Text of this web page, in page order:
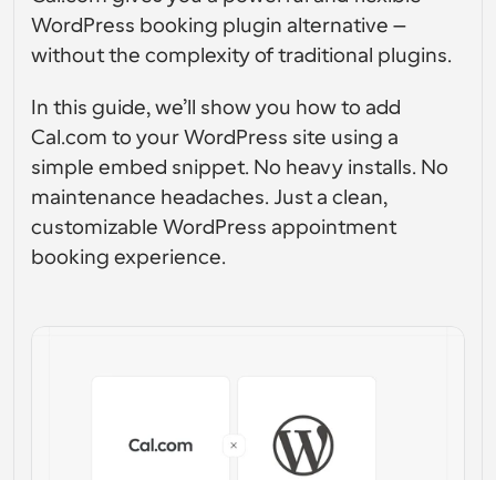
Por caso de
Ventas
RR
Cuidado de la salud
Componentes de Programación
Utiliza nuestros átomos de React para añadir
Crear cliente OAuth
Integra Cal.com usando OAuth
App Store
Integra con tus aplicaciones favoritas
Eventos Colectivos
Programa eventos con múltiples participantes
Documentación de ayuda
¿Necesitas aprender más sobre nuestro sistema?
Consulta la documentación de ayuda.
Aceptar pagos por reservas
WordPress booking plugin alternative —
without the complexity of traditional plugins.
In this guide, we’ll show you how to add
Cal.com to your WordPress site using a
simple embed snippet. No heavy installs. No
maintenance headaches. Just a clean,
customizable WordPress appointment
booking experience.